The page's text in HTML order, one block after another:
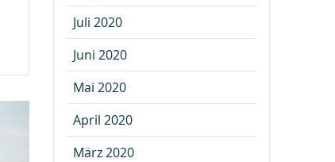
Juli 2020
Juni 2020
Mai 2020
April 2020
März 2020